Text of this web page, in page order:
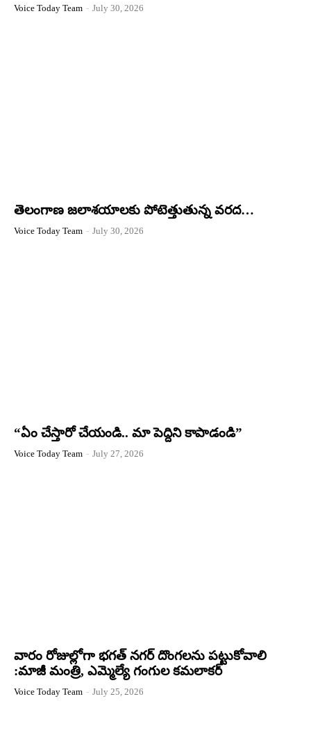
Voice Today Team - July 30, 2026
తెలంగాణ జలాశయాలకు పోటెత్తుతున్న వరద…
Voice Today Team - July 30, 2026
“ఏం చేస్తారో చేయండి.. మా పెద్దిని కాపాడండి”
Voice Today Team - July 27, 2026
వారం రోజుల్లోగా భగత్ నగర్ దొంగలను పట్టుకోవాలి
:మాజీ మంత్రి, ఎమ్మెల్యే గంగుల కమలాకర్
Voice Today Team - July 25, 2026